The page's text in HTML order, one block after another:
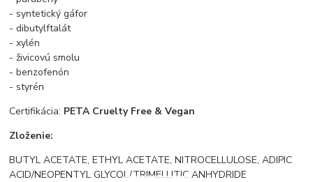
- syntetický gáfor
- dibutylftalát
- xylén
- živicovú smolu
- benzofenón
- styrén
Certifikácia: PETA Cruelty Free & Vegan
Zloženie:
BUTYL ACETATE, ETHYL ACETATE, NITROCELLULOSE, ADIPIC
ACID/NEOPENTYL GLYCOL/TRIMELLITIC ANHYDRIDE